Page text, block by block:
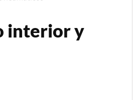
interior y